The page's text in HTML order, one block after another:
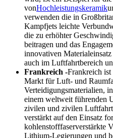
vonHochleistungskeramik
verwenden die in
Kampfjets leichte
die zu erhöhter
beitragen und das
innovativen
auch im Luftfahrtbereich
Frankreich -Frankreich
Markt für Luft- und
Verteidigungsmaterialien,
einem weltweit führenden
zivilen und zivilen
verstärkt auf den Einsatz
kohlenstofffaserverstärkte
Lithium-Legierungen und